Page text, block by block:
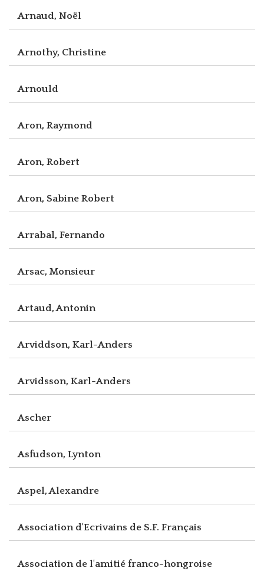
Arnaud, Noël
Arnothy, Christine
Arnould
Aron, Raymond
Aron, Robert
Aron, Sabine Robert
Arrabal, Fernando
Arsac, Monsieur
Artaud, Antonin
Arviddson, Karl-Anders
Arvidsson, Karl-Anders
Ascher
Asfudson, Lynton
Aspel, Alexandre
Association d'Ecrivains de S.F. Français
Association de l'amitié franco-hongroise